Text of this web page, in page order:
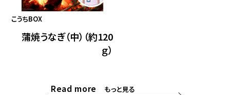
こうちBOX
蒲焼うなぎ（中）（約120
ｇ）
Read more もっと見る